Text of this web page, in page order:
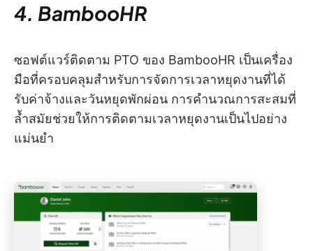
4. BambooHR
ซอฟต์แวร์ติดตาม PTO ของ BambooHR เป็นเครื่อง
มือที่ครอบคลุมสำหรับการจัดการเวลาหยุดงานที่ได้
รับค่าจ้างและวันหยุดพักผ่อน การคำนวณการสะสมที่
ล้ำสมัยช่วยให้การติดตามเวลาหยุดงานเป็นไปอย่าง
แม่นยำ